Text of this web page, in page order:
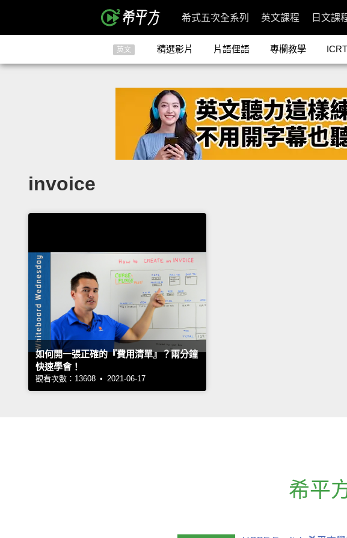
希式五次全系列 英文課程 日文課
英文 精選影片 片語俚語 專欄教學 ICRT
invoice
如何開一張正確的『費用清單』？兩分鐘
快速學會！
觀看次數：13608 • 2021-06-17
希平